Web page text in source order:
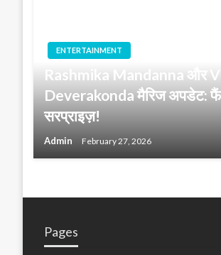
ENTERTAINMENT
Rashmika Mandanna और
Deverakonda मैरिज अपडेट:
सरप्राइज़!
Admin February 27, 2026
Pages